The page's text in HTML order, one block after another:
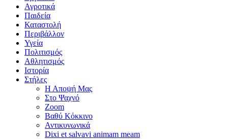
Αγροτικά
Παιδεία
Καταστολή
Περιβάλλον
Υγεία
Πολιτισμός
Αθλητισμός
Ιστορία
Στήλες
Η Αποψή Μας
Στο Ψαχνό
Zoom
Βαθύ Κόκκινο
Αντικυνωνικά
Dixi et salvavi animam meam